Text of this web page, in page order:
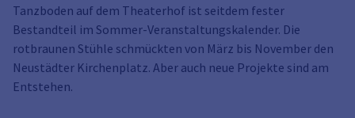
Tanzboden auf dem Theaterhof ist seitdem fester
Bestandteil im Sommer-Veranstaltungskalender. Die
rotbraunen Stühle schmückten von März bis November den
Neustädter Kirchenplatz. Aber auch neue Projekte sind am
Entstehen.